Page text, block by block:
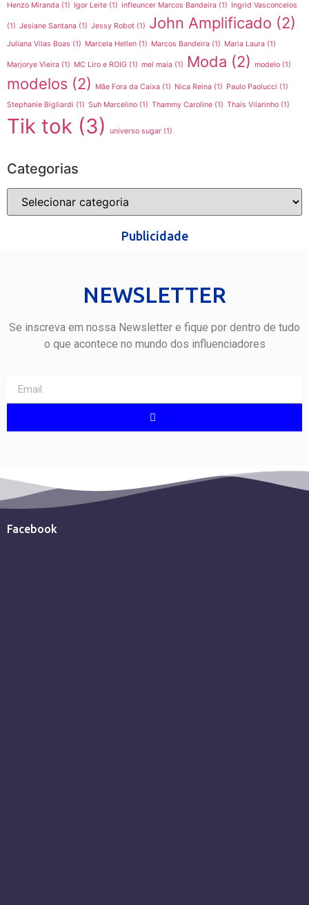
Henzo Miranda (1) Igor Leite (1) infleuncer Marcos Bandeira (1) Ingrid Vasconcelos
(1) Jesiane Santana (1) Jessy Robot (1) John Amplificado (2)
Juliana Vilas Boas (1) Marcela Hellen (1) Marcos Bandeira (1) Maria Laura (1)
Marjorye Vieira (1) MC Liro e ROIG (1) mel maia (1) Moda (2) modelo (1)
modelos (2) Mãe Fora da Caixa (1) Nica Reina (1) Paulo Paolucci (1)
Stephanie Bigliardi (1) Suh Marcelino (1) Thammy Caroline (1) Thaís Vilarinho (1)
Tik tok (3) universo sugar (1)
Categorias
Publicidade
NEWSLETTER
Se inscreva em nossa Newsletter e fique por dentro de tudo
o que acontece no mundo dos influenciadores
Facebook